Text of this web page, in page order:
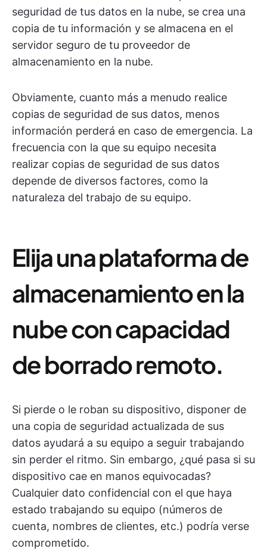
seguridad de tus datos en la nube, se crea una
copia de tu información y se almacena en el
servidor seguro de tu proveedor de
almacenamiento en la nube.
Obviamente, cuanto más a menudo realice
copias de seguridad de sus datos, menos
información perderá en caso de emergencia. La
frecuencia con la que su equipo necesita
realizar copias de seguridad de sus datos
depende de diversos factores, como la
naturaleza del trabajo de su equipo.
Elija una plataforma de
almacenamiento en la
nube con capacidad
de borrado remoto.
Si pierde o le roban su dispositivo, disponer de
una copia de seguridad actualizada de sus
datos ayudará a su equipo a seguir trabajando
sin perder el ritmo. Sin embargo, ¿qué pasa si su
dispositivo cae en manos equivocadas?
Cualquier dato confidencial con el que haya
estado trabajando su equipo (números de
cuenta, nombres de clientes, etc.) podría verse
comprometido.